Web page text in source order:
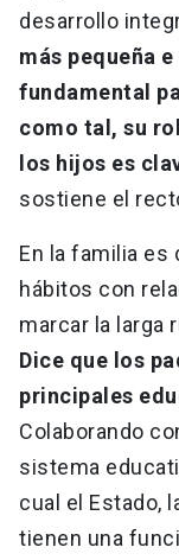
desarrollo
más pequeña
fundamental
como tal, su
los hijos es
sostiene el
En la familia es
hábitos con
marcar la larga
Dice que los
principales
Colaborando
sistema
cual el Estado,
tienen una